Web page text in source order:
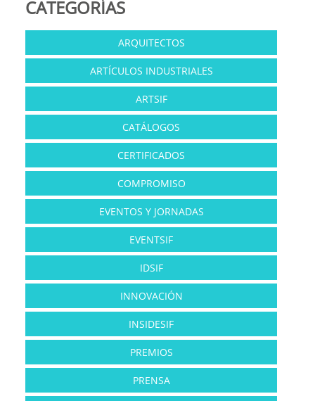
CATEGORÍAS
ARQUITECTOS
ARTÍCULOS INDUSTRIALES
ARTSIF
CATÁLOGOS
CERTIFICADOS
COMPROMISO
EVENTOS Y JORNADAS
EVENTSIF
IDSIF
INNOVACIÓN
INSIDESIF
PREMIOS
PRENSA